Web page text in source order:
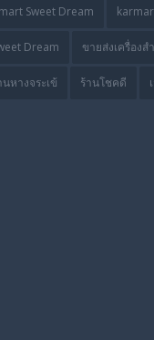
Sweet Dream
Dream ขายส่งเครื่องส
หางจระเข้ ร้านโชคดี